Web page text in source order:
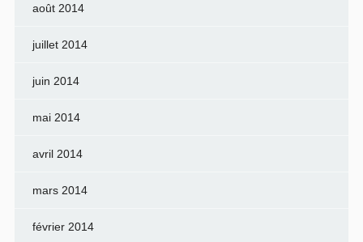
août 2014
juillet 2014
juin 2014
mai 2014
avril 2014
mars 2014
février 2014